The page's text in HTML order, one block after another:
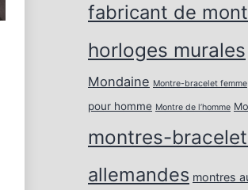
fabricant de
horloges murales
Mondaine Montre-bracelet femme
pour homme Montre de l’homme
montres-
allemandes montres